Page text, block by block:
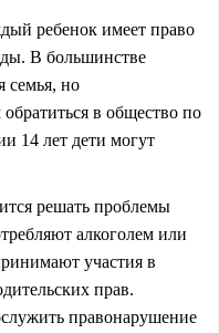
ребенок имеет право
В большинстве
семья, но
в общество по
14 лет дети могут
решать проблемы
алкоголем или
участия в
прав.
правонарушение